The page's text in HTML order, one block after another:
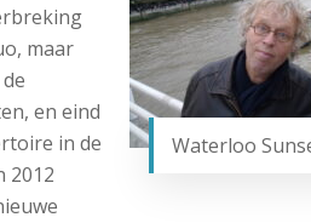
Waterloo
maar
en eind
in de
2012